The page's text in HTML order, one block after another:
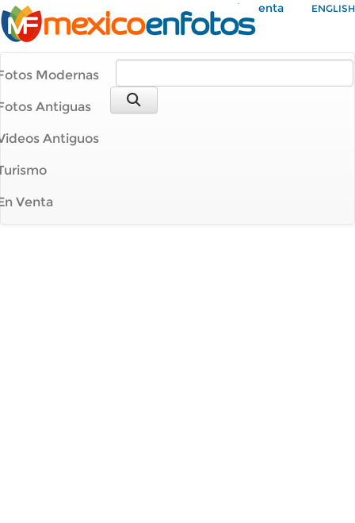
Mi Cuenta ENGLISH
Modernas
Antiguas
Antiguos
Venta